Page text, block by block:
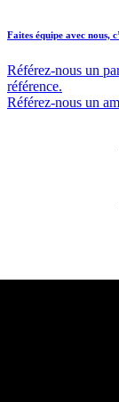
Faites équipe avec nous,
Référez-nous un
référence.
Référez-nous un